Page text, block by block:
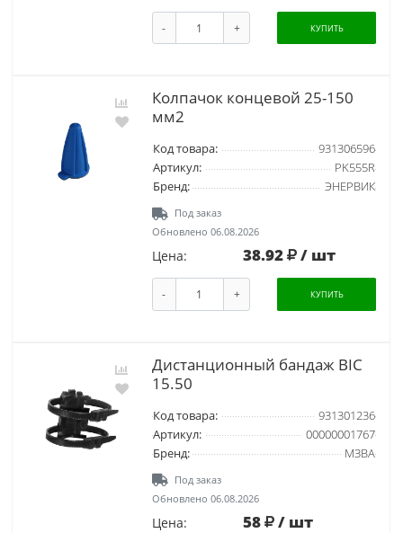
- + КУПИТЬ
Колпачок концевой 25-150
мм2
Код товара:
931306596
Артикул:
PK555R
Бренд:
ЭНЕРВИК
Под заказ
Обновлено 06.08.2026
Цена: 38.92 / шт
- + КУПИТЬ
Дистанционный бандаж BIC
15.50
Код товара:
931301236
Артикул:
00000001767
Бренд:
МЗВА
Под заказ
Обновлено 06.08.2026
Цена: 58 / шт